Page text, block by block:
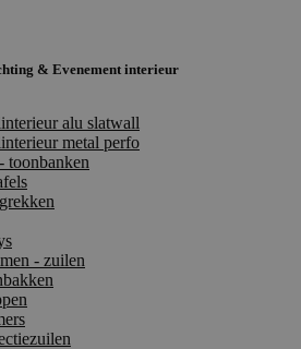
& Evenement interieur
alu slatwall
metal perfo
toonbanken
- zuilen